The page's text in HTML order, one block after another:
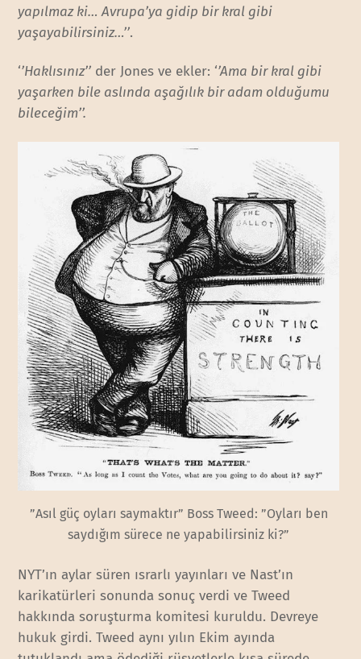
yapılmaz ki… Avrupa’ya gidip bir kral gibi
yaşayabilirsiniz…’’.
‘’Haklısınız’’ der Jones ve ekler: ‘’Ama bir kral gibi
yaşarken bile aslında aşağılık bir adam olduğumu
bileceğim’’.
”Asıl güç oyları saymaktır” Boss Tweed: ”Oyları ben
saydığım sürece ne yapabilirsiniz ki?”
NYT’ın aylar süren ısrarlı yayınları ve Nast’ın
karikatürleri sonunda sonuç verdi ve Tweed
hakkında soruşturma komitesi kuruldu. Devreye
hukuk girdi. Tweed aynı yılın Ekim ayında